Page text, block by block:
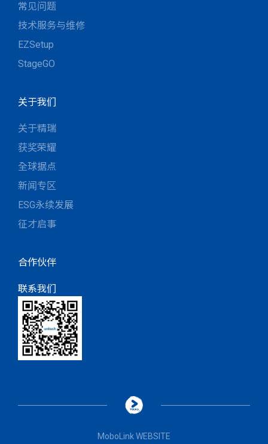
常见问题
技术服务与维修
EZSetup
StageGO
关于我们
关于精瑞
获奖荣耀
全球据点
新闻专区
ESG永续发展
征才启事
合作伙伴
联系我们
MoboLink WEBSITE